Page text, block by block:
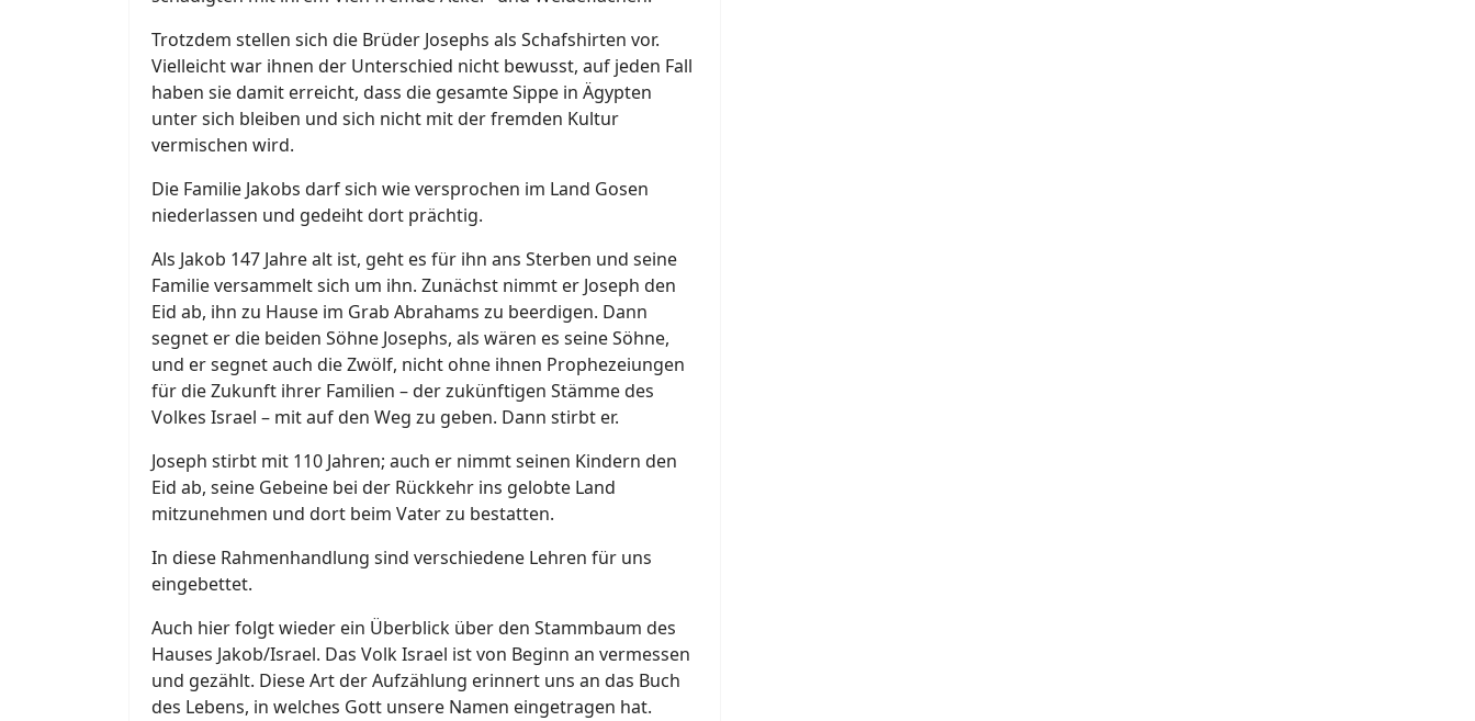
Trotzdem stellen sich die Brüder Josephs als Schafshirten vor.
Vielleicht war ihnen der Unterschied nicht bewusst, auf jeden Fall
haben sie damit erreicht, dass die gesamte Sippe in Ägypten
unter sich bleiben und sich nicht mit der fremden Kultur
vermischen wird.
Die Familie Jakobs darf sich wie versprochen im Land Gosen
niederlassen und gedeiht dort prächtig.
Als Jakob 147 Jahre alt ist, geht es für ihn ans Sterben und seine
Familie versammelt sich um ihn. Zunächst nimmt er Joseph den
Eid ab, ihn zu Hause im Grab Abrahams zu beerdigen. Dann
segnet er die beiden Söhne Josephs, als wären es seine Söhne,
und er segnet auch die Zwölf, nicht ohne ihnen Prophezeiungen
für die Zukunft ihrer Familien – der zukünftigen Stämme des
Volkes Israel – mit auf den Weg zu geben. Dann stirbt er.
Joseph stirbt mit 110 Jahren; auch er nimmt seinen Kindern den
Eid ab, seine Gebeine bei der Rückkehr ins gelobte Land
mitzunehmen und dort beim Vater zu bestatten.
In diese Rahmenhandlung sind verschiedene Lehren für uns
eingebettet.
Auch hier folgt wieder ein Überblick über den Stammbaum des
Hauses Jakob/Israel. Das Volk Israel ist von Beginn an vermessen
und gezählt. Diese Art der Aufzählung erinnert uns an das Buch
des Lebens, in welches Gott unsere Namen eingetragen hat.